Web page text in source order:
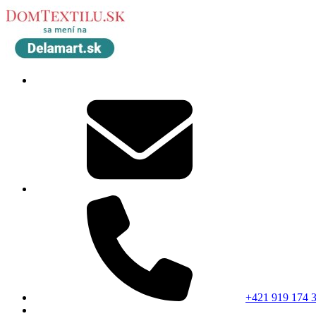
+421 919 174